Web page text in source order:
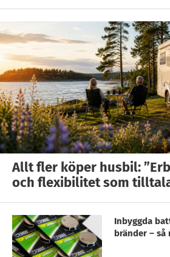
Allt fler köper husbil:
och flexibilitet som
Inbyggda
bränder – så